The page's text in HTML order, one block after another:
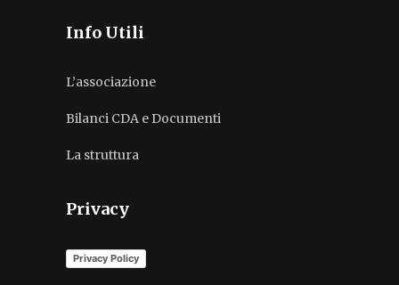
Info Utili
L’associazione
Bilanci CDA e Documenti
La struttura
Privacy
Privacy Policy